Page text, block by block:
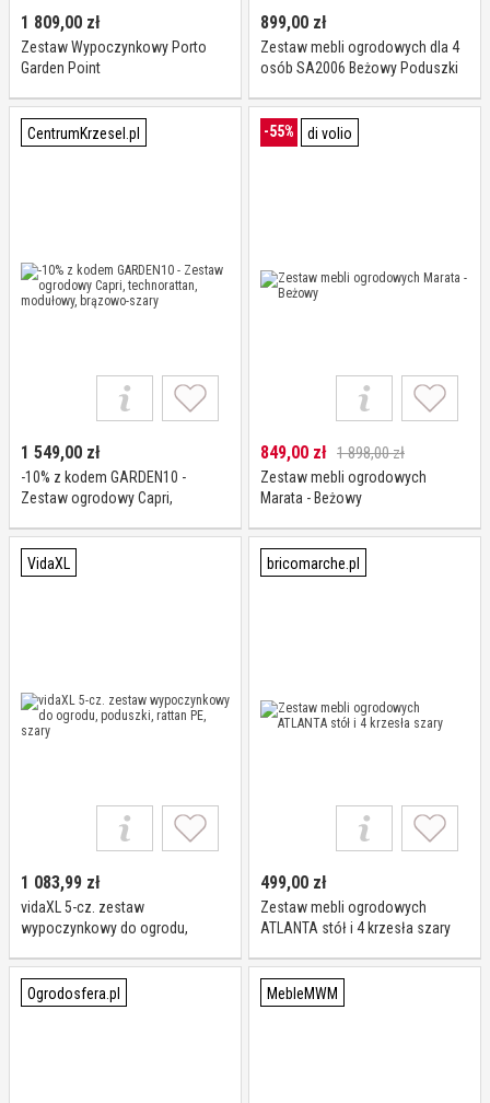
1 809,00 zł
Zestaw Wypoczynkowy Porto
Garden Point
899,00 zł
Zestaw mebli ogrodowych dla 4
osób SA2006 Beżowy Poduszki
CentrumKrzesel.pl
1 549,00 zł
-10% z kodem GARDEN10 -
Zestaw ogrodowy Capri,
brązowo-szary
-55% di volio
849,00 zł 1 898,00 zł
Zestaw mebli ogrodowych
Marata - Beżowy
VidaXL
1 083,99 zł
vidaXL 5-cz. zestaw
wypoczynkowy do ogrodu,
bricomarche.pl
499,00 zł
Zestaw mebli ogrodowych
ATLANTA stół i 4 krzesła szary
Ogrodosfera.pl MebleMWM